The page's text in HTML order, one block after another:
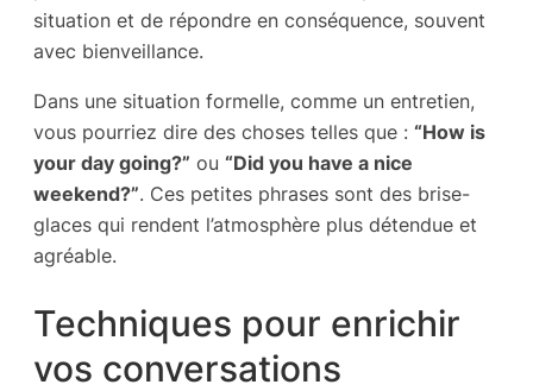
situation et de répondre en conséquence, souvent
avec bienveillance.
Dans une situation formelle, comme un entretien,
vous pourriez dire des choses telles que : “How is
your day going?” ou “Did you have a nice
weekend?”. Ces petites phrases sont des brise-
glaces qui rendent l’atmosphère plus détendue et
agréable.
Techniques pour enrichir
vos conversations